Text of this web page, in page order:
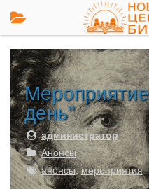
день"
администратор
Анонсы
анонсы,мероприятия